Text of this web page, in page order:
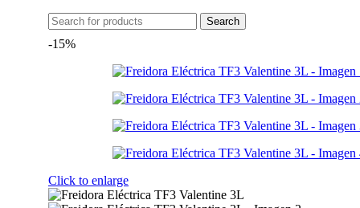
Search
-15%
Click to enlarge